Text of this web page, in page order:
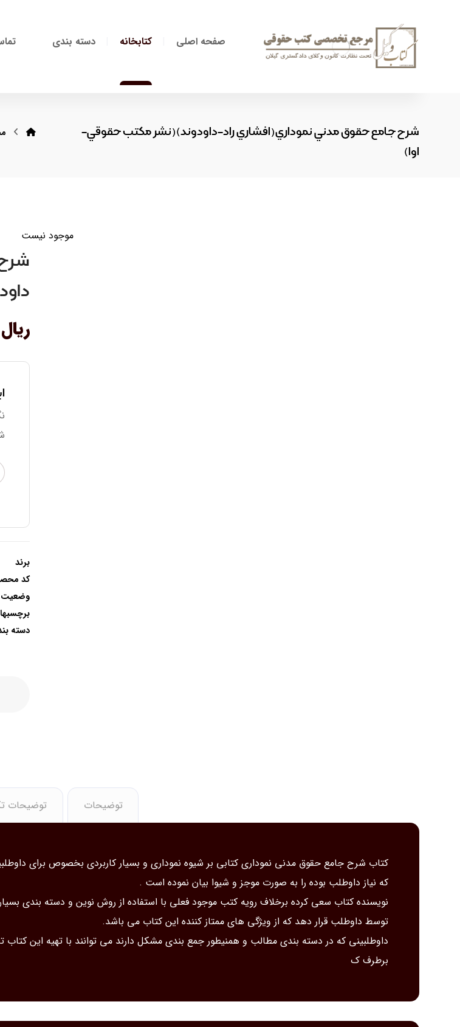
صفحه اصلی کتابخانه دسته بندی
شرح جامع حقوق مدني نموداري(افشاري راد-داودوند)(نشر مکتب حقوقي-
اوا)
موجود نیست
ریال
برند
کد
وضعیت
برچسبها
دسته
توضیحات توضیحات
کتاب شرح جامع حقوق مدنی نموداری کتابی بر شیوه نموداری و بسیار کاربردی بخصوص برای
که نیاز داوطلب بوده را به صورت موجز و شیوا بیان نموده است .
نویسنده کتاب سعی کرده برخلاف رویه کتب موجود فعلی با استفاده از روش نوین و دسته بندی
توسط داوطلب قرار دهد که از ویژگی های ممتاز کننده این کتاب می باشد.
داوطلبینی که در دسته بندی مطالب و همنیطور جمع بندی مشکل دارند می توانند با تهیه این
برطرف ک